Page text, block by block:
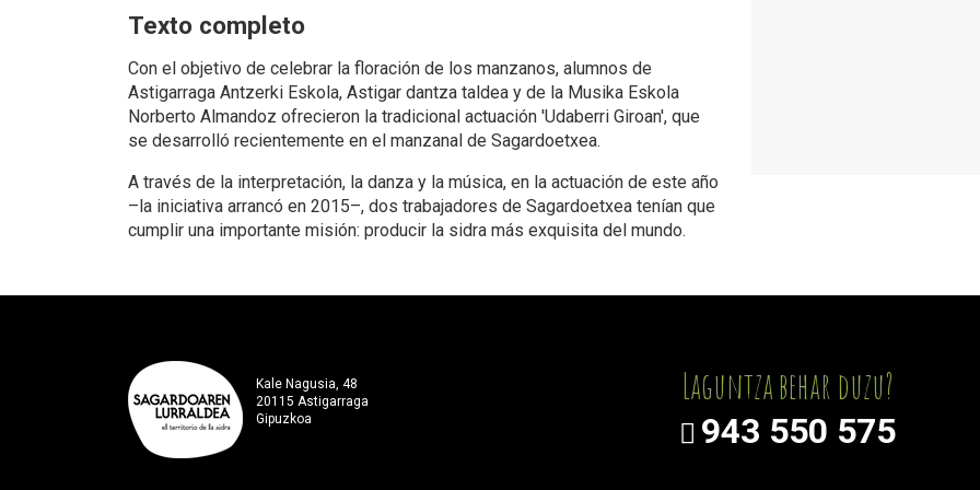
Texto completo
Con el objetivo de celebrar la floración de los manzanos, alumnos de
Astigarraga Antzerki Eskola, Astigar dantza taldea y de la Musika Eskola
Norberto Almandoz ofrecieron la tradicional actuación 'Udaberri Giroan', que
se desarrolló recientemente en el manzanal de Sagardoetxea.
A través de la interpretación, la danza y la música, en la actuación de este año
–la iniciativa arrancó en 2015–, dos trabajadores de Sagardoetxea tenían que
cumplir una importante misión: producir la sidra más exquisita del mundo.
Kale Nagusia, 48
20115 Astigarraga
Gipuzkoa
Laguntza behar duzu?
943 550 575